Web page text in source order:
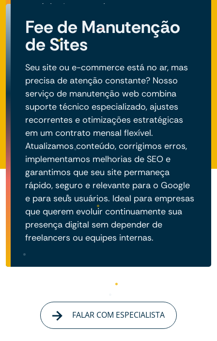
negócio do seu projeto.
Fee de Manutenção
de Sites
Seu site ou e-commerce está no ar, mas
precisa de atenção constante? Nosso
serviço de manutenção web combina
suporte técnico especializado, ajustes
recorrentes e otimizações estratégicas
em um contrato mensal flexível.
Atualizamos conteúdo, corrigimos erros,
implementamos melhorias de SEO e
garantimos que seu site permaneça
rápido, seguro e relevante para o Google
e para seus usuários. Ideal para empresas
que querem evoluir continuamente sua
presença digital sem depender de
freelancers ou equipes internas.
FALAR COM ESPECIALISTA